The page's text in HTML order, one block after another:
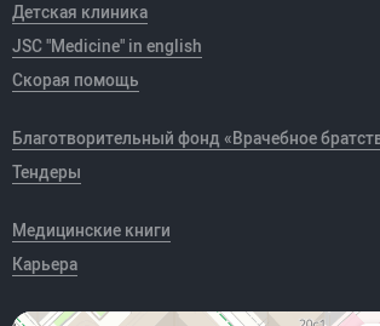
Детская клиника
JSC "Medicine" in english
Скорая помощь
Благотворительный фонд «Врачебное
Тендеры
Медицинские книги
Карьера